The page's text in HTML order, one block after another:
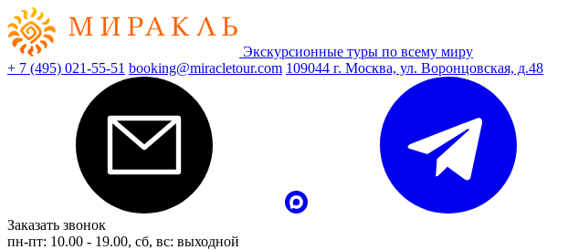
Экскурсионные туры по всему миру
+ 7 (495) 021-55-51 booking@miracletour.com 109044 г. Москва, ул. Воронцовская, д.48
Заказать звонок
пн-пт: 10.00 - 19.00, сб, вс: выходной